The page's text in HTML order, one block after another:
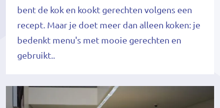
bent de kok en kookt gerechten volgens een
recept. Maar je doet meer dan alleen koken: je
bedenkt menu's met mooie gerechten en
gebruikt..